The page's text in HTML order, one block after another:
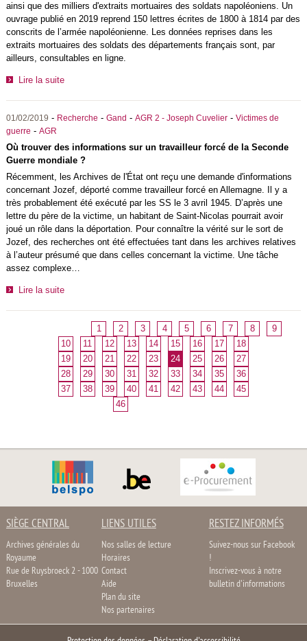
ainsi que des milliers d'extraits mortuaires des soldats napoléoniens. Un
ouvrage publié en 2019 reprend 150 lettres écrites de 1800 à 1814 par des
conscrits de l’armée napoléonienne. Les données reprises dans les
extraits mortuaires des soldats des départements français sont, par
ailleurs, consultables en ligne.
Lire la suite
01/02/2019 - Recherche - Gand - AGR 2 - Joseph Cuvelier- Victimes de
guerre - AGR
Où trouver des informations sur un travailleur forcé de la Seconde
Guerre mondiale ?
Récemment, les Archives de l'État ont reçu une demande d'informations
concernant Jozef, déporté comme travailleur forcé en Allemagne. Il y a
très probablement été exécuté par les SS le 3 avril 1945. D’après une
lettre du père de la victime, un habitant de Saint-Nicolas pourrait avoir
joué un rôle dans la déportation. Pour connaître la vérité sur le sort de
Jozef, des recherches ont été effectuées tant dans les archives relatives
à l’auteur présumé que dans celles concernant la victime. Une tâche
assez complexe…
Lire la suite
1 2 3 4 5 6 7 8
9
10
11 12 13 14 15 16 17
18
19
20 21 22 23 24 25 26
27
28
29 30 31 32 33 34 35
36
37
38 39 40 41 42 43 44
45
46
SIÈGE CENTRAL
Archives générales du
Royaume
Rue de Ruysbroeck 2 - 1000
Bruxelles
LIENS UTILES
Nos salles de lecture
Horaires
Contact
Aide
Plan du site
Nos partenaires
RESTEZ INFORMÉS
Suivez-nous sur Facebook
!
Inscrivez-vous à notre
bulletin d'informations